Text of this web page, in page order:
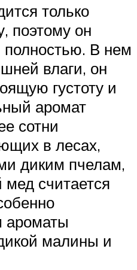
только
поэтому он
полностью. В нем
влаги, он
густоту и
аромат
сотни
в лесах,
диким пчелам,
мед считается
малины и